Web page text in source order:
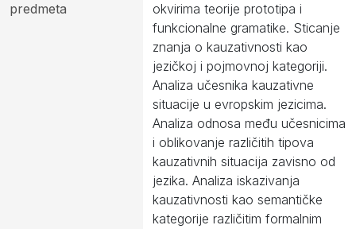
predmeta
okvirima teorije prototipa i
funkcionalne gramatike. Sticanje
znanja o kauzativnosti kao
jezičkoj i pojmovnoj kategoriji.
Analiza učesnika kauzativne
situacije u evropskim jezicima.
Analiza odnosa među učesnicima
i oblikovanje različitih tipova
kauzativnih situacija zavisno od
jezika. Analiza iskazivanja
kauzativnosti kao semantičke
kategorije različitim formalnim